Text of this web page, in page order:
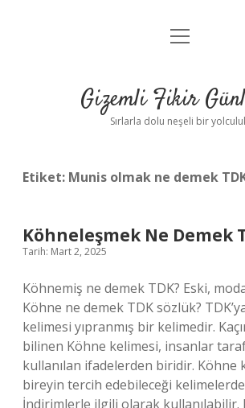
Anasayfa
Yasal Uyarı
menüyü
Gizemli Fikir
Sırlarla dolu neşeli bir
Etiket: Munis olmak ne demek
Köhneleşmek Ne Demek
Tarih: Mart 2, 2025
Köhnemiş ne demek TDK? Eski,
Köhne ne demek TDK sözlük?
kelimesi yıpranmış bir kelimedir.
bilinen Köhne kelimesi, insanlar
kullanılan ifadelerden biridir. Köhne
bireyin tercih edebileceği
İndirimlerle ilgili olarak kullanılabilir.